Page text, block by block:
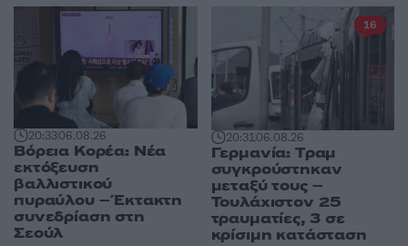
20:3306.08.26
Βόρεια Κορέα: Νέα
εκτόξευση
βαλλιστικού
πυραύλου – Έκτακτη
συνεδρίαση στη
Σεούλ
20:3106.08.26
Γερμανία: Tραμ
συγκρούστηκαν
μεταξύ τους –
Τουλάχιστον 25
τραυματίες, 3 σε
κρίσιμη κατάσταση
16